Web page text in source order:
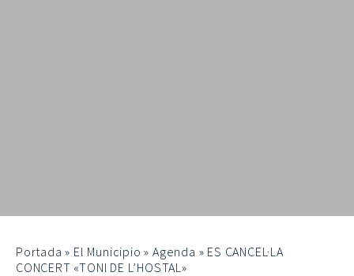
Portada » El Municipio »Agenda » ES CANCEL·LA
CONCERT «TONI DE L’HOSTAL»